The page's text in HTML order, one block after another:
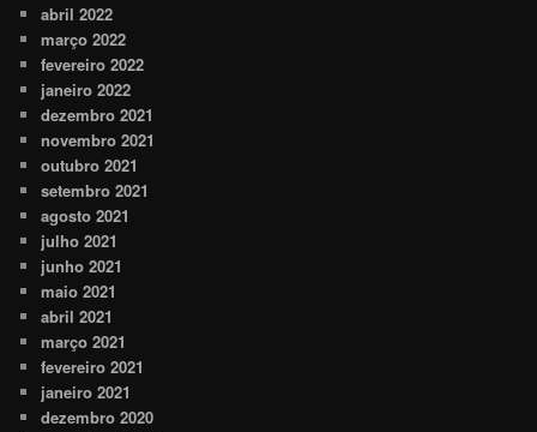
abril 2022
março 2022
fevereiro 2022
janeiro 2022
dezembro 2021
novembro 2021
outubro 2021
setembro 2021
agosto 2021
julho 2021
junho 2021
maio 2021
abril 2021
março 2021
fevereiro 2021
janeiro 2021
dezembro 2020